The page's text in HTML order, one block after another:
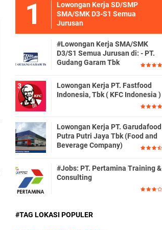
Lowongan Kerja SD/SMP
SMA/SMK D3-S1 Semua
Jurusan
#Lowongan Kerja SMA/SMK
D3/S1 Semua Jurusan di: - PT.
Gudang Garam Tbk
Lowongan Kerja PT. Fastfood
Indonesia, Tbk ( KFC Indonesia )
Lowongan Kerja PT. Garudafood
Putra Putri Jaya Tbk (Food and
Beverage Company)
#Jobs: PT. Pertamina Training &
Consulting
#TAG LOKASI POPULER